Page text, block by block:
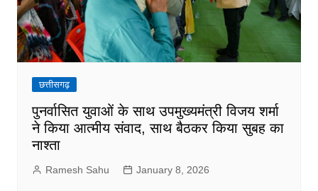
छत्तीसगढ़
पुनर्वासित युवाओं के साथ उपमुख्यमंत्री विजय शर्मा
ने किया आत्मीय संवाद, साथ बैठकर किया सुबह का
नाश्ता
Ramesh Sahu January 8, 2026